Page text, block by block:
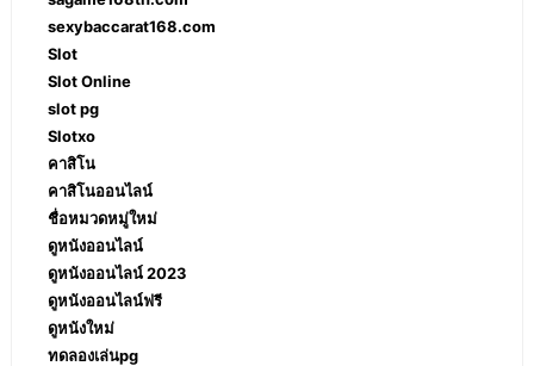
sexybaccarat168.com
Slot
Slot Online
slot pg
Slotxo
คาสิโน
คาสิโนออนไลน์
ชื่อหมวดหมู่ใหม่
ดูหนังออนไลน์
ดูหนังออนไลน์ 2023
ดูหนังออนไลน์ฟรี
ดูหนังใหม่
ทดลองเล่นpg